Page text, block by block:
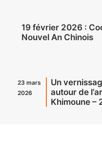
19 février 2026 :
Nouvel An Chinois
23 mars
2026
Un
autour de
Khimoune –